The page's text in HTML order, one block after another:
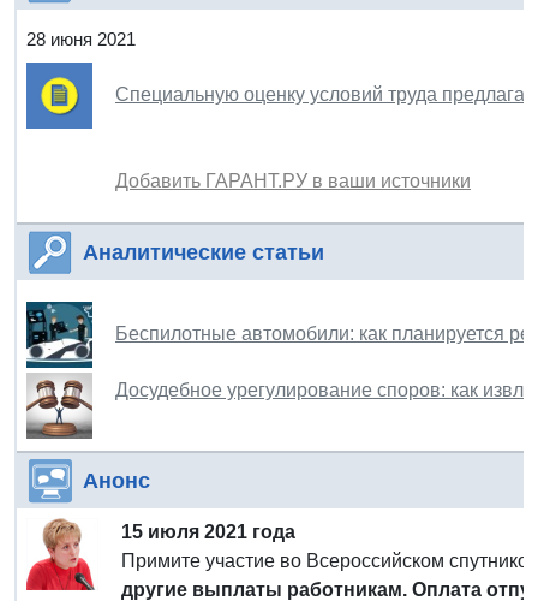
28 июня 2021
Специальную оценку условий труда
Добавить ГАРАНТ.РУ в ваши источники
Аналитические статьи
Беспилотные автомобили: как планируется
Досудебное урегулирование споров: как
Анонс
15 июля 2021 года
Примите участие во Всероссийском
другие выплаты работникам. Оплата